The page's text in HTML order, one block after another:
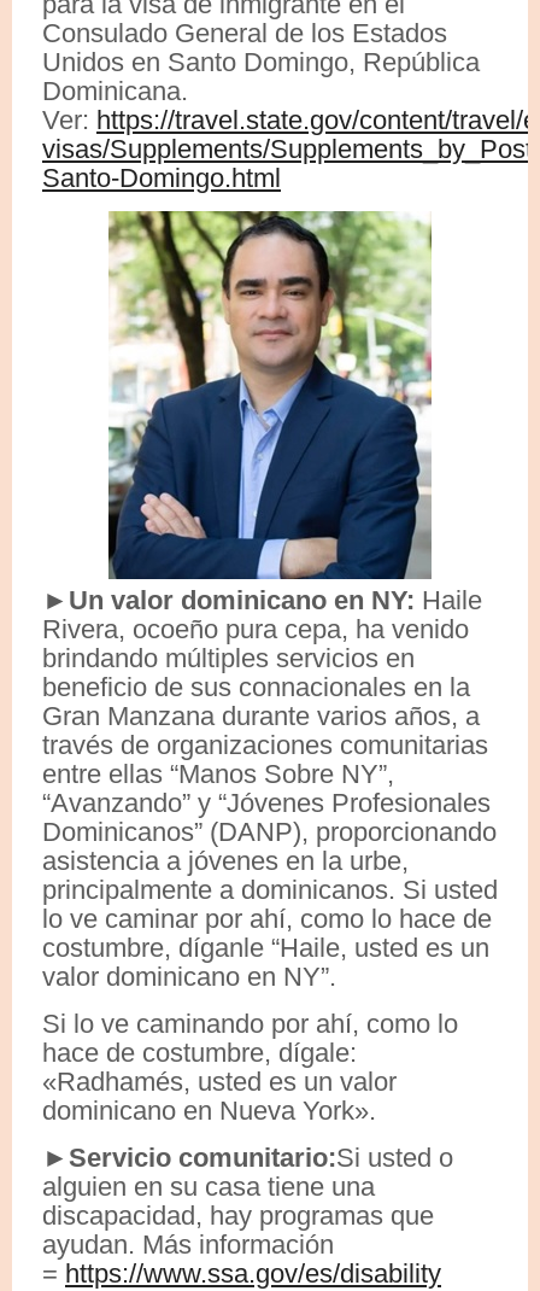
Consulado General de los Estados
Unidos en Santo Domingo, República
Dominicana.
Ver: https://travel.state.gov/content/travel/
visas/Supplements/
Santo-Domingo.html
►Un valor dominicano en NY: Haile
Rivera, ocoeño pura cepa, ha venido
brindando múltiples servicios en
beneficio de sus connacionales en la
Gran Manzana durante varios años, a
través de organizaciones comunitarias
entre ellas “Manos Sobre NY”,
“Avanzando” y “Jóvenes Profesionales
Dominicanos” (DANP), proporcionando
asistencia a jóvenes en la urbe,
principalmente a dominicanos. Si usted
lo ve caminar por ahí, como lo hace de
costumbre, díganle “Haile, usted es un
valor dominicano en NY”.
Si lo ve caminando por ahí, como lo
hace de costumbre, dígale:
«Radhamés, usted es un valor
dominicano en Nueva York».
►Servicio comunitario:Si usted o
alguien en su casa tiene una
discapacidad, hay programas que
ayudan. Más información
= https://www.ssa.gov/es/disability